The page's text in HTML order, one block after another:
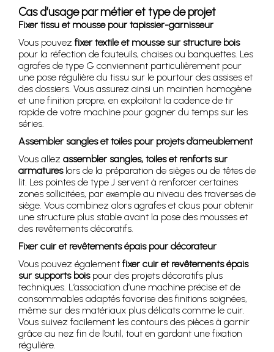
Cas d’usage par métier et type de projet
Fixer tissu et mousse pour tapissier-garnisseur
Vous pouvez fixer textile et mousse sur structure bois
pour la réfection de fauteuils, chaises ou banquettes. Les
agrafes de type G conviennent particulièrement pour
une pose régulière du tissu sur le pourtour des assises et
des dossiers. Vous assurez ainsi un maintien homogène
et une finition propre, en exploitant la cadence de tir
rapide de votre machine pour gagner du temps sur les
séries.
Assembler sangles et toiles pour projets d’ameublement
Vous allez assembler sangles, toiles et renforts sur
armatureslors de la préparation de sièges ou de têtes de
lit. Les pointes de type J servent à renforcer certaines
zones sollicitées, par exemple au niveau des traverses de
siège. Vous combinez alors agrafes et clous pour obtenir
une structure plus stable avant la pose des mousses et
des revêtements décoratifs.
Fixer cuir et revêtements épais pour décorateur
Vous pouvez également fixer cuir et revêtements épais
sur supports boispour des projets décoratifs plus
techniques. L’association d’une machine précise et de
consommables adaptés favorise des finitions soignées,
même sur des matériaux plus délicats comme le cuir.
Vous suivez facilement les contours des pièces à garnir
grâce au nez fin de l’outil, tout en gardant une fixation
régulière.